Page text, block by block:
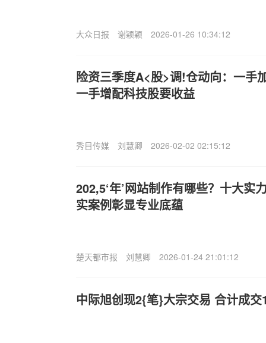
大众日报 谢颖颖 2026-01-26 10:34:12
险资三季度A<股>调!仓动向：一手
一手增配科技股要收益
秀目传媒 刘慧卿 2026-02-02 02:15:12
202,5‘年’网站制作有哪些？十大实
实案例彰显专业底蕴
楚天都市报 刘慧卿 2026-01-24 21:01:12
中际旭创现2{笔}大宗交易 合计成交